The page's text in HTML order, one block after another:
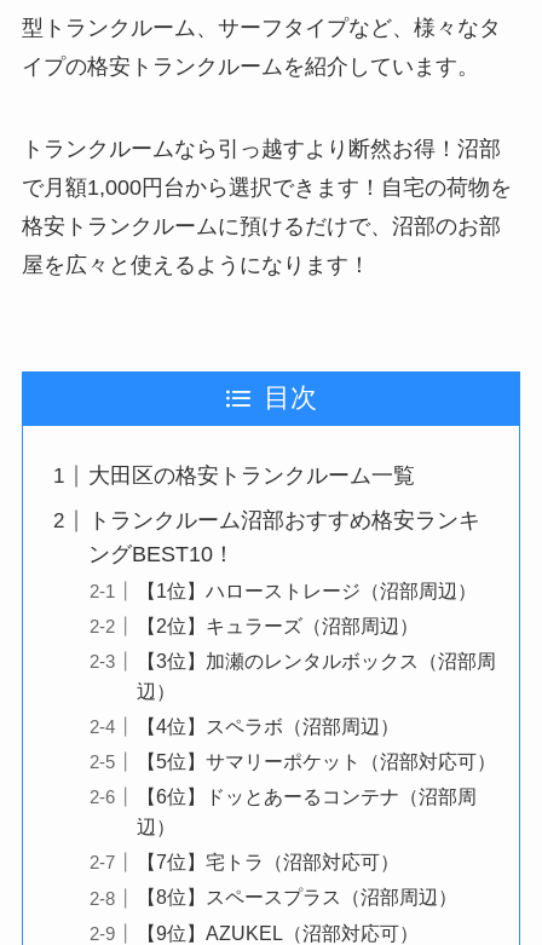
型トランクルーム、サーフタイプなど、様々なタ
イプの格安トランクルームを紹介しています。
トランクルームなら引っ越すより断然お得！沼部
で月額1,000円台から選択できます！自宅の荷物を
格安トランクルームに預けるだけで、沼部のお部
屋を広々と使えるようになります！
目次
大田区の格安トランクルーム一覧
トランクルーム沼部おすすめ格安ランキ
ングBEST10！
【1位】ハローストレージ（沼部周辺）
【2位】キュラーズ（沼部周辺）
【3位】加瀬のレンタルボックス（沼部周
辺）
【4位】スペラボ（沼部周辺）
【5位】サマリーポケット（沼部対応可）
【6位】ドッとあーるコンテナ（沼部周
辺）
【7位】宅トラ（沼部対応可）
【8位】スペースプラス（沼部周辺）
【9位】AZUKEL（沼部対応可）